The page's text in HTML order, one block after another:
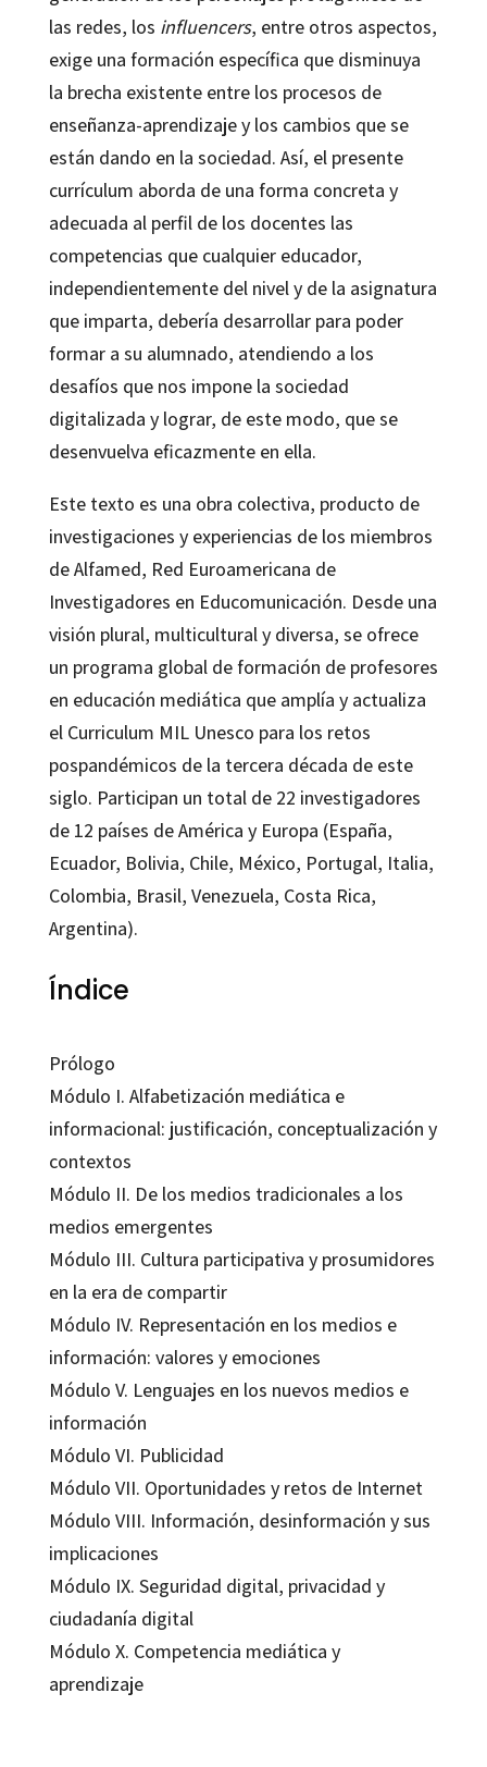
las redes, los influencers, entre otros aspectos,
exige una formación específica que disminuya
la brecha existente entre los procesos de
enseñanza-aprendizaje y los cambios que se
están dando en la sociedad. Así, el presente
currículum aborda de una forma concreta y
adecuada al perfil de los docentes las
competencias que cualquier educador,
independientemente del nivel y de la asignatura
que imparta, debería desarrollar para poder
formar a su alumnado, atendiendo a los
desafíos que nos impone la sociedad
digitalizada y lograr, de este modo, que se
desenvuelva eficazmente en ella.
Este texto es una obra colectiva, producto de
investigaciones y experiencias de los miembros
de Alfamed, Red Euroamericana de
Investigadores en Educomunicación. Desde una
visión plural, multicultural y diversa, se ofrece
un programa global de formación de profesores
en educación mediática que amplía y actualiza
el Curriculum MIL Unesco para los retos
pospandémicos de la tercera década de este
siglo. Participan un total de 22 investigadores
de 12 países de América y Europa (España,
Ecuador, Bolivia, Chile, México, Portugal, Italia,
Colombia, Brasil, Venezuela, Costa Rica,
Argentina).
Índice
Prólogo
Módulo I. Alfabetización mediática e
informacional: justificación, conceptualización y
contextos
Módulo II. De los medios tradicionales a los
medios emergentes
Módulo III. Cultura participativa y prosumidores
en la era de compartir
Módulo IV. Representación en los medios e
información: valores y emociones
Módulo V. Lenguajes en los nuevos medios e
información
Módulo VI. Publicidad
Módulo VII. Oportunidades y retos de Internet
Módulo VIII. Información, desinformación y sus
implicaciones
Módulo IX. Seguridad digital, privacidad y
ciudadanía digital
Módulo X. Competencia mediática y
aprendizaje